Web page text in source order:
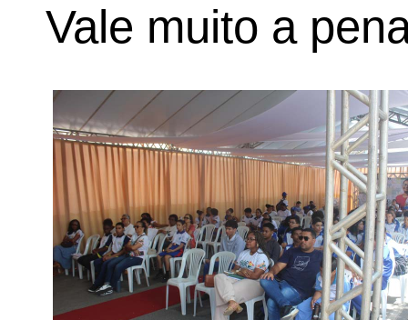
Vale muito a